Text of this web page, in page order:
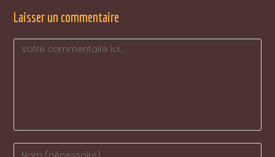
Laisser un commentaire
Comment
Enter